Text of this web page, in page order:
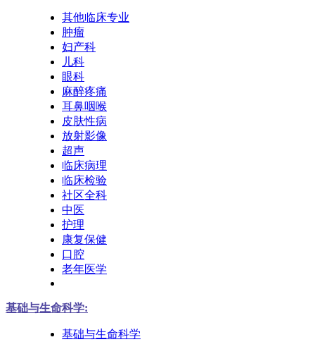
其他临床专业
肿瘤
妇产科
儿科
眼科
麻醉疼痛
耳鼻咽喉
皮肤性病
放射影像
超声
临床病理
临床检验
社区全科
中医
护理
康复保健
口腔
老年医学
基础与生命科学:
基础与生命科学